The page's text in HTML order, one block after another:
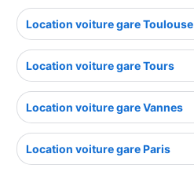
Location voiture gare Toulouse
Location voiture gare Tours
Location voiture gare Vannes
Location voiture gare Paris